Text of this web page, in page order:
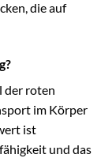
die auf
der roten
im Körper
ist
und das